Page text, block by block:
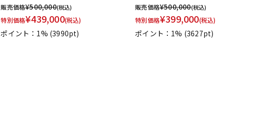
販売価格¥500,000(税込)
特別価格¥439,000(税込)
ポイント：1% (3990pt)
販売価格¥500,000(税込)
特別価格¥399,000(税込)
ポイント：1% (3627pt)